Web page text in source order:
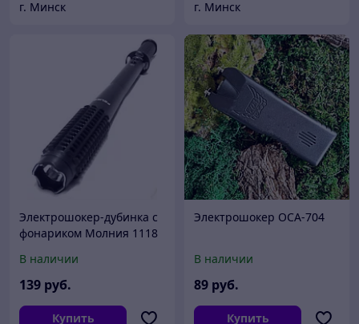
г. Минск
г. Минск
Электрошокер-дубинка с
фонариком Молния 1118
В наличии
139 руб.
Купить
Электрошокер ОСА-704
В наличии
89 руб.
Купить